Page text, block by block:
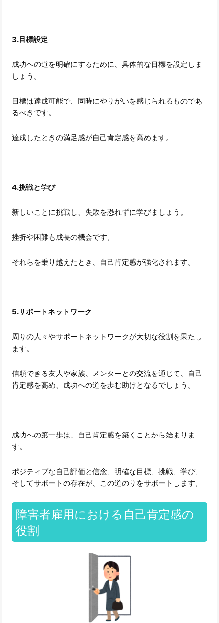
3.目標設定
成功への道を明確にするために、具体的な目標を設定しま
しょう。
目標は達成可能で、同時にやりがいを感じられるものであ
るべきです。
達成したときの満足感が自己肯定感を高めます。
4.挑戦と学び
新しいことに挑戦し、失敗を恐れずに学びましょう。
挫折や困難も成長の機会です。
それらを乗り越えたとき、自己肯定感が強化されます。
5.サポートネットワーク
周りの人々やサポートネットワークが大切な役割を果たし
ます。
信頼できる友人や家族、メンターとの交流を通じて、自己
肯定感を高め、成功への道を歩む助けとなるでしょう。
成功への第一歩は、自己肯定感を築くことから始まりま
す。
ポジティブな自己評価と信念、明確な目標、挑戦、学び、
そしてサポートの存在が、この道のりをサポートします。
障害者雇用における自己肯定感の
役割